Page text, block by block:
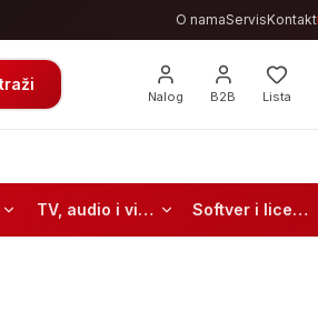
O namaServisKontakt
Nalog B2B Lista
TV, audio i video Softver i licence